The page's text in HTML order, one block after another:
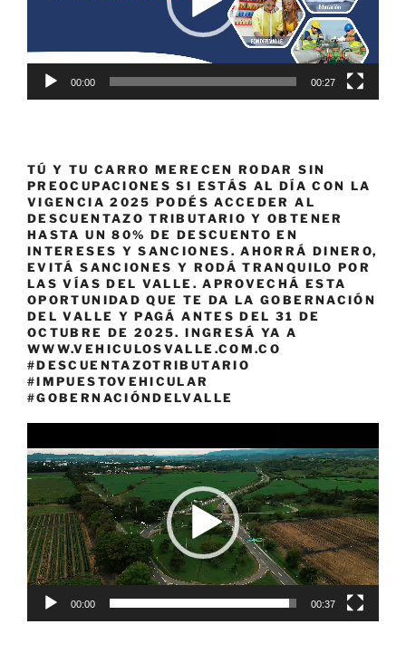
00:00 00:27
TÚ Y TU CARRO MERECEN RODAR SIN
PREOCUPACIONES SI ESTÁS AL DÍA CON LA
VIGENCIA 2025 PODÉS ACCEDER AL
DESCUENTAZO TRIBUTARIO Y OBTENER
HASTA UN 80% DE DESCUENTO EN
INTERESES Y SANCIONES. AHORRÁ DINERO,
EVITÁ SANCIONES Y RODÁ TRANQUILO POR
LAS VÍAS DEL VALLE. APROVECHÁ ESTA
OPORTUNIDAD QUE TE DA LA GOBERNACIÓN
DEL VALLE Y PAGÁ ANTES DEL 31 DE
OCTUBRE DE 2025. INGRESÁ YA A
WWW.VEHICULOSVALLE.COM.CO
#DESCUENTAZOTRIBUTARIO
#IMPUESTOVEHICULAR
#GOBERNACIÓNDELVALLE
de
vídeo
00:00 00:37